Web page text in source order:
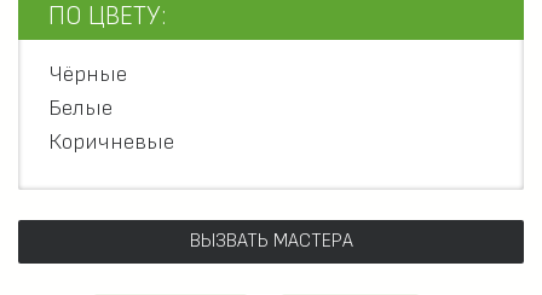
ПО ЦВЕТУ:
Чёрные
Белые
Коричневые
ВЫЗВАТЬ МАСТЕРА